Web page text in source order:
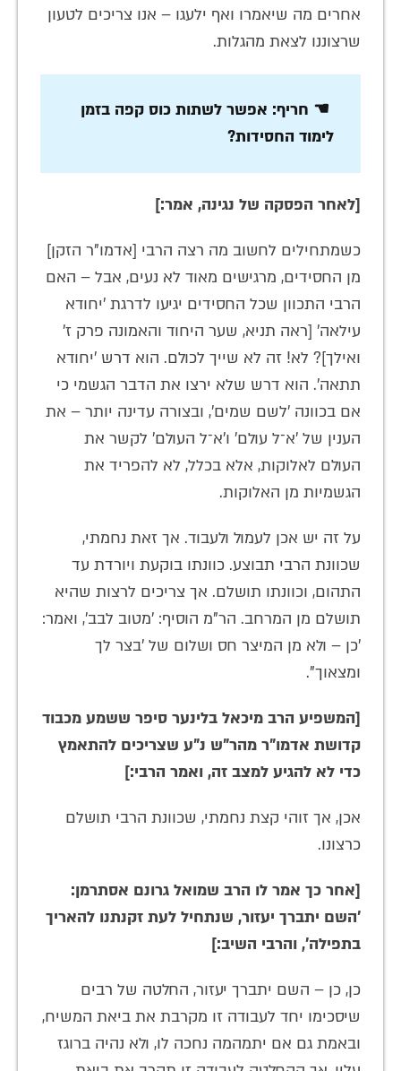
אחרים מה שיאמרו ואף ילעגו – אנו צריכים לטעון
שרצוננו לצאת מהגלות.
☚ חריף: אפשר לשתות כוס קפה בזמן
לימוד החסידות?
[לאחר הפסקה של נגינה, אמר:]
כשמתחילים לחשוב מה רצה הרבי [אדמו"ר הזקן]
מן החסידים, מרגישים מאוד לא נעים, אבל – האם
הרבי התכוון שכל החסידים יגיעו לדרגת 'יחודא
עילאה' [ראה תניא, שער היחוד והאמונה פרק ז'
ואילך]? לא! זה לא שייך לכולם. הוא דרש 'יחודא
תתאה'. הוא דרש שלא ירצו את הדבר הגשמי כי
אם בכוונה 'לשם שמים', ובצורה עדינה יותר – את
הענין של 'א־ל עולם' ו'א־ל העולם' לקשר את
העולם לאלוקות, אלא בכלל, לא להפריד את
הגשמיות מן האלוקות.
על זה יש אכן לעמול ולעבוד. אך זאת נחמתי,
שכוונת הרבי תבוצע. כוונתו בוקעת ויורדת עד
התהום, וכוונתו תושלם. אך צריכים לרצות שהיא
תושלם מן המרחב. הר"מ הוסיף: 'מטוב לבב', ואמר:
'כן – ולא מן המיצר חס ושלום של 'בצר לך
ומצאוך".
[המשפיע הרב מיכאל בלינער סיפר ששמע מכבוד
קדושת אדמו"ר מהר"ש נ"ע שצריכים להתאמץ
כדי לא להגיע למצב זה, ואמר הרבי:]
אכן, אך זוהי קצת נחמתי, שכוונת הרבי תושלם
כרצונו.
[אחר כך אמר לו הרב שמואל גרונם אסתרמן:
'השם יתברך יעזור, שנתחיל לעת זקנתנו להאריך
בתפילה', והרבי השיב:]
כן, כן – השם יתברך יעזור, החלטה של רבים
שיסכימו יחד לעבודה זו מקרבת את ביאת המשיח,
ובאמת גם אם יתמהמה נחכה לו, ולא נהיה ברוגז